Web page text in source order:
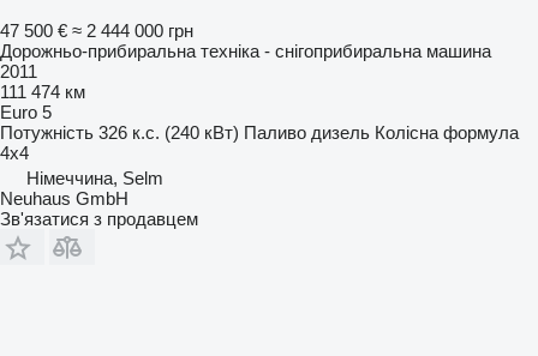
47 500 € ≈ 2 444 000 грн
Дорожньо-прибиральна техніка - снігоприбиральна машина
2011
111 474 км
Euro 5
Потужність 326 к.с. (240 кВт) Паливо дизель Колісна формула
4x4
Німеччина, Selm
Neuhaus GmbH
Зв'язатися з продавцем